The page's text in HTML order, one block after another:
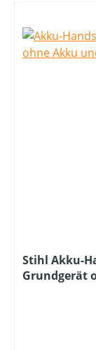
Stihl Akku-
Grundgerät